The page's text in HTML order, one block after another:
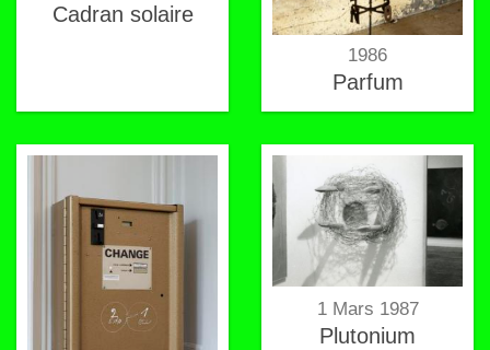
Cadran solaire
1986
Parfum
1 Mars 1987
Plutonium